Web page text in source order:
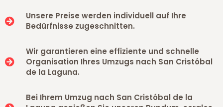
Unsere Preise werden individuell auf Ihre
Bedürfnisse zugeschnitten.
Wir garantieren eine effiziente und schnelle
Organisation Ihres Umzugs nach San Cristóbal
de la Laguna.
Bei Ihrem Umzug nach San Cristóbal de la